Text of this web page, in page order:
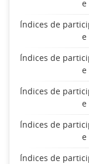
e
Índices de
e
Índices de
e
Índices de
e
Índices de
e
Índices de